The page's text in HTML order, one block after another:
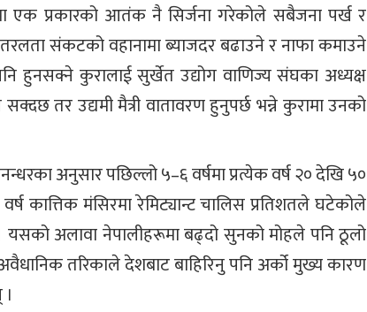
एक प्रकारको आतंक नै सिर्जना गरेकोले सबैजना पर्ख र
संकटको वहानामा ब्याजदर बढाउने र नाफा कमाउने
हुनसक्ने कुरालाई सुर्खेत उद्योग वाणिज्य संघका अध्यक्ष
तर उद्यमी मैत्री वातावरण हुनुपर्छ भन्ने कुरामा उनको
अनुसार पछिल्लो ५–६ वर्षमा प्रत्येक वर्ष २० देखि ५०
कात्तिक मंसिरमा रेमिट्यान्ट चालिस प्रतिशतले घटेकोले
अलावा नेपालीहरूमा बढ्दो सुनको मोहले पनि ठूलो
तरिकाले देशबाट बाहिरिनु पनि अर्को मुख्य कारण